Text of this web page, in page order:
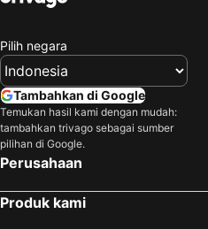
Cape Panwa Hotel Pantai
Koh Naka Yai Hotel Pantai
Pulau Koh Yao Noi Hotel Pantai
Pantai Nai Thon Hotel Pantai
Koh Yao Yai Hotel Pantai
Pantai Pilai Hotel Pantai
Pilih negara
Tambahkan di Google
Temukan hasil kami dengan mudah:
tambahkan trivago sebagai sumber
pilihan di Google.
Perusahaan
Produk kami